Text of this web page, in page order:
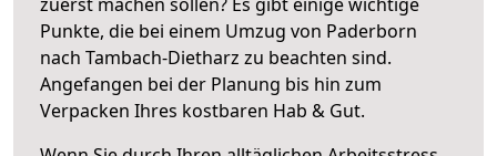
Punkte, die bei einem Umzug von Paderborn
nach Tambach-Dietharz zu beachten sind.
Angefangen bei der Planung bis hin zum
Verpacken Ihres kostbaren Hab & Gut.